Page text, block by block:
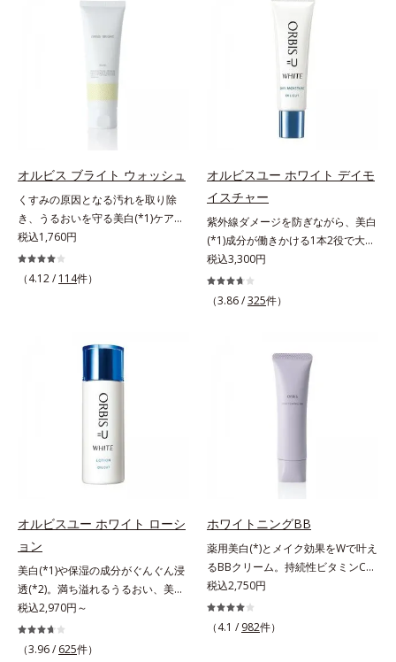
生成を抑え、シミ・ソバカスを防ぐ
*2 美白（メラニンの生成を抑え、
シミ・ソバカスを防ぐ）と保湿のこ
と*3 明るく澄んだ肌を目指す保湿
成分と、メラニンの生成を抑え、シ
ミ・ソバカスを防ぐ美白有効成分を
リチン酸2K各商品の詳しい情報は商
BEAUTY夏祭りは、こちら
す。*1 メラニンの生成を抑え、シ
ミ・ソバカスを防ぐ*2 肌にハリを
与え若々しい印象*3 首のうるおい
ケアとして*4 ナイアシンアミド
てしまった紫外線ダメージをきっか
けに、肌深く(*6)では「メラニンに
じみ(*7)」が発現。シミやそばかす
という「点」だけでなく、透明感の
なさなどの「面」での透明感を阻害
する原因を引き起こしていることが
ライト シリーズは「メラニンにじ
C(*8)」を採用。肌奥(*6)まで浸透
ラニンの生成を食い止めます。また
オルビス独自成分の「ブライトVC
コンプレックス(*9)」が、透明感を
阻害する原因(*10)にアプローチし
ます。さらに肌表面のなめらかさや
透明感を包括的にサポート。全方位
ケアのアプローチによって、肌本来
の輝きを生かして澄み渡る、輝き透
明肌を叶えます。L＝さっぱりタイ
プ（脂性肌～普通肌）M＝しっとり
タイプ（普通肌～乾性肌）*1 γ－グ
ルタミン酸ポリペプチド、２－メタ
クリロイルオキシエチルホスホリル
体液*2 メラニンの生成を抑え、シ
ミ・ソバカスを防ぐ*3 日本化粧品
トに着目し、日本放射線影響学会第
53回大会で2010年10月に初めて発
表したこと*4 うるおいにより透明
感のある肌*5 うるおいによる*6 メ
ラノサイトまで*7 シミ・ソバカス
では「メラニンにじみ(*1)」が発
現。シミやそばかすという「点」だ
けでなく、透明感のなさなどの
「面」での透明感を阻害する原因を
引き起こしていることがわかりまし
た。そこでオルビス ブライト シリ
ーズは「メラニンにじみ」に着目し
用。肌奥(*6)まで浸透し、シミやソ
バカスの原因となるメラニンの生成
を食い止めます。またオルビス独自
成分の「ブライトVCコンプレック
ス(*8)」が、透明感を阻害する原因
(*9)にアプローチします。さらに肌
表面のなめらかさやみずみずしさを
サポートするために、肌荒れ防止有
サポート。全方位ケアのアプローチ
によって、肌本来の輝きを生かして
澄み渡る、輝き透明肌を叶えます。
L＝さっぱりタイプ（脂性肌～普通
面にあらわれること*2 メラニンの
生成を抑え、シミ・ソバカスを防ぐ
*4 日本化粧品業界で初めてメラニ
射線影響学会第53回大会で2010年
10月に初めて発表したこと*5 うる
おいによる*6 メラノサイトまで*7
L-アスコルビン酸 2-グルコシド*8
L-アスコルビン酸 2-グルコシド、パ
オルビス ブライト ウォッシュ
くすみの原因となる汚れを取り除
き、うるおいを守る美白(*1)ケアシ
リーズの洗顔料。業界初(*2)知見
「メラニンの第三のルート」である
「横のひろがり」に着目して、全方
けに、肌深く(*5)では「メラニンに
じみ(*6)」が発現。シミやそばかす
という「点」だけでなく、透明感の
なさなどの「面」での透明感を阻害
する原因を引き起こしていることが
わかりました。そこでオルビス ブ
ライト シリーズは「メラニンにじ
み」に着目して「高圧処理ビタミン
し、シミやソバカスの原因となるメ
ラニンの生成を食い止めます。また
オルビス独自成分の「ブライトVC
コンプレックス(*8)」が、透明感を
阻害する原因(*9)にアプローチしま
す。さらに肌表面のなめらかさやみ
ずみずしさをサポートするために、
肌荒れ防止有効成分と速効性と持続
税込1,760円
（4.12 / 114件）
オルビスユー ホワイト デイモ
イスチャー
紫外線ダメージを防ぎながら、美白
(*1)成分が働きかける1本2役で大人
の肌を守りぬく。若々しく透明感の
ある美肌を構成する要素と、年齢肌
(*2)のメラニン生成にアプローチし
ー」の理論を応用し、全方位的に肌
の底上げを図ります。さらに、シミ
と年齢の関係に着目。点在するシミ
だけでなく、メラニンが蓄積しがち
目指します。*1 メラニンの生成を
抑え、シミ・ソバカスを防ぐ*2 年
生成する状態
税込3,300円
（3.86 /325件）
オルビスユー ホワイト ローシ
ョン
美白(*1)や保湿の成分がぐんぐん浸
透(*2)。満ち溢れるうるおい、美肌
がやみつきに。若々しく透明感のあ
る美肌を構成する要素と、年齢肌
(*3)のメラニン生成にアプローチし
税込2,970円～
（3.96 / 625件）
ホワイトニングBB
薬用美白(*)とメイク効果をWで叶え
るBBクリーム。持続性ビタミンC誘
導体で美白しながらくすみのない軽
やか美肌を長時間キープ。メイクし
ながら日中美白(*)効果も発揮する、
税込2,750円
（4.1 / 982件）